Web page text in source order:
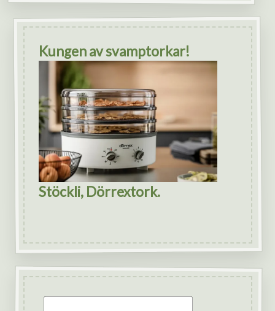
Kungen av svamptorkar!
Stöckli, Dörrextork.